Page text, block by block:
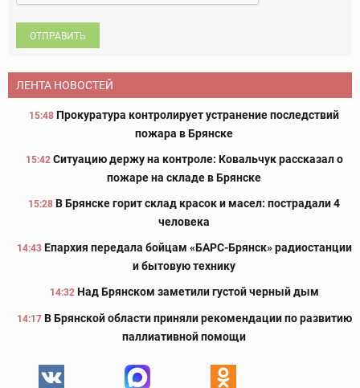
ОТПРАВИТЬ
ЛЕНТА НОВОСТЕЙ
15:48 Прокуратура контролирует устранение последствий
пожара в Брянске
15:42 Ситуацию держу на контроле: Ковальчук рассказал о
пожаре на складе в Брянске
15:28 В Брянске горит склад красок и масел: пострадали 4
человека
14:43 Епархия передала бойцам «БАРС-Брянск» радиостанции
и бытовую технику
14:32 Над Брянском заметили густой черный дым
14:17 В Брянской области приняли рекомендации по развитию
паллиативной помощи